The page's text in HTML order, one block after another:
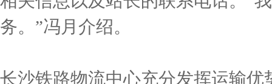
务。”冯月介绍。
长沙铁路物流中心充分发挥运输